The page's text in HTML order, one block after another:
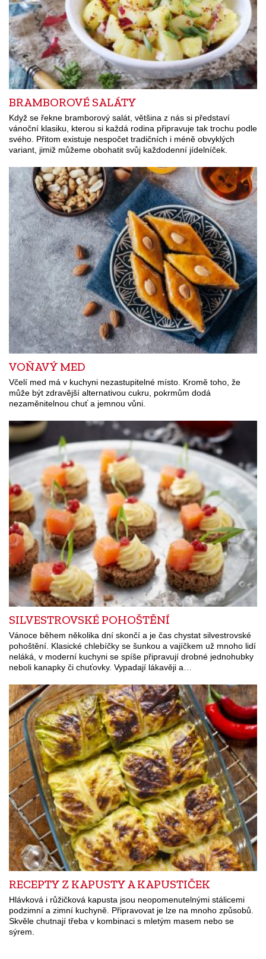
BRAMBOROVÉ SALÁTY
Když se řekne bramborový salát, většina z nás si představí
vánoční klasiku, kterou si každá rodina připravuje tak trochu podle
svého. Přitom existuje nespočet tradičních i méně obvyklých
variant, jimiž můžeme obohatit svůj každodenní jídelníček.
VOŇAVÝ MED
Včelí med má v kuchyni nezastupitelné místo. Kromě toho, že
může být zdravější alternativou cukru, pokrmům dodá
nezaměnitelnou chuť a jemnou vůni.
SILVESTROVSKÉ POHOŠTĚNÍ
Vánoce během několika dní skončí a je čas chystat silvestrovské
pohoštění. Klasické chlebíčky se šunkou a vajíčkem už mnoho lidí
neláká, v moderní kuchyni se spíše připravují drobné jednohubky
neboli kanapky či chuťovky. Vypadají lákavěji a…
RECEPTY Z KAPUSTY A KAPUSTIČEK
Hlávková i růžičková kapusta jsou neopomenutelnými stálicemi
podzimní a zimní kuchyně. Připravovat je lze na mnoho způsobů.
Skvěle chutnají třeba v kombinaci s mletým masem nebo se
sýrem.